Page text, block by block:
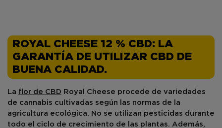
ROYAL CHEESE 12 % CBD: LA
GARANTÍA DE UTILIZAR CBD DE
BUENA CALIDAD.
La flor de CBD Royal Cheese procede de variedades
de cannabis cultivadas según las normas de la
agricultura ecológica.
No se utilizan pesticidas durante
todo el ciclo de crecimiento de las plantas. Además,